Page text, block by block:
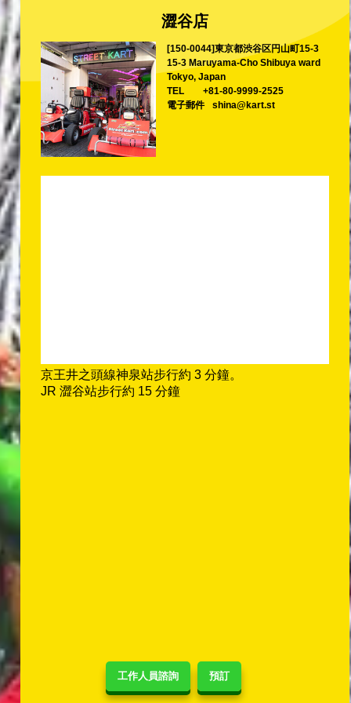
工作人員諮詢 預訂
澀谷店
[150-0044]東京都渋谷区円山町15-3
15-3 Maruyama-Cho Shibuya ward
Tokyo, Japan
TEL
+81-80-9999-2525
電子郵件
shina@kart.st
京王井之頭線神泉站步行約 3 分鐘。
JR 澀谷站步行約 15 分鐘